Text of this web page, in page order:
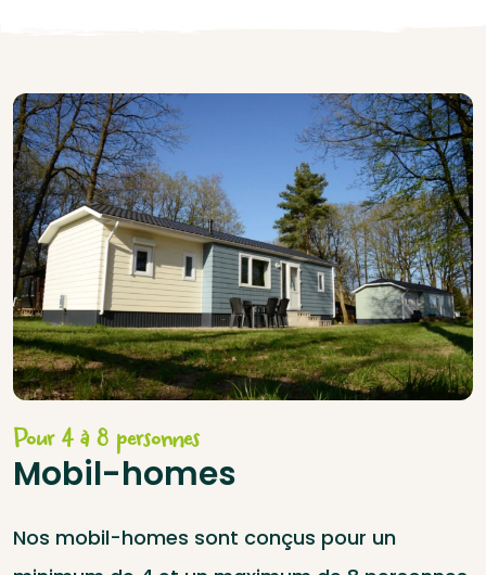
Pour 4 à 8 personnes
Mobil-homes
Nos mobil-homes sont conçus pour un